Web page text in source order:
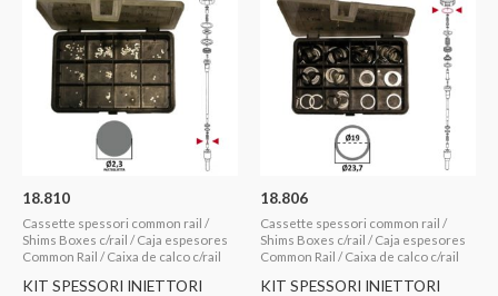
18.810
Cassette spessori common rail /
Shims Boxes c/rail / Caja espesores
Common Rail / Caixa de calco c/rail
KIT SPESSORI INIETTORI
18.806
Cassette spessori common rail /
Shims Boxes c/rail / Caja espesores
Common Rail / Caixa de calco c/rail
KIT SPESSORI INIETTORI